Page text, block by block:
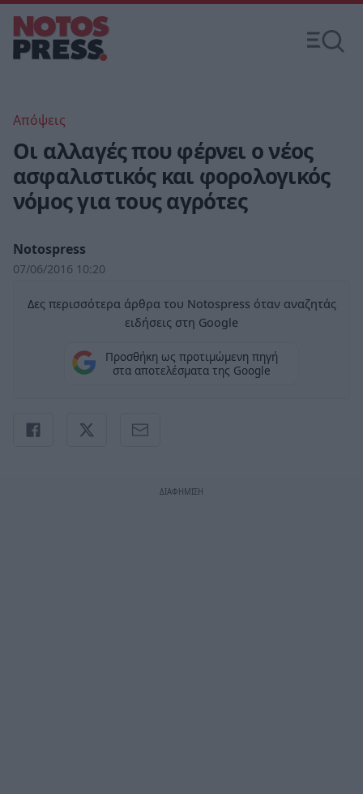
Απόψεις
Οι αλλαγές που φέρνει ο νέος
ασφαλιστικός και φορολογικός
νόμος για τους αγρότες
Notospress
07/06/2016 10:20
Δες περισσότερα άρθρα του Notospress όταν αναζητάς
ειδήσεις στη Google
Προσθήκη ως προτιμώμενη πηγή
στα αποτελέσματα της Google